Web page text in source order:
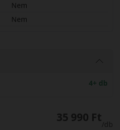
Nem
Nem
4+ db
35 990 Ft
/db